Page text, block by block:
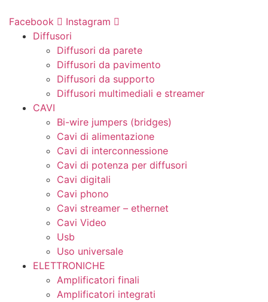
contenuto
Facebook
Instagram
Diffusori
Diffusori da parete
Diffusori da pavimento
Diffusori da supporto
Diffusori multimediali e streamer
CAVI
Bi-wire jumpers (bridges)
Cavi di alimentazione
Cavi di interconnessione
Cavi di potenza per diffusori
Cavi digitali
Cavi phono
Cavi streamer – ethernet
Cavi Video
Usb
Uso universale
ELETTRONICHE
Amplificatori finali
Amplificatori integrati